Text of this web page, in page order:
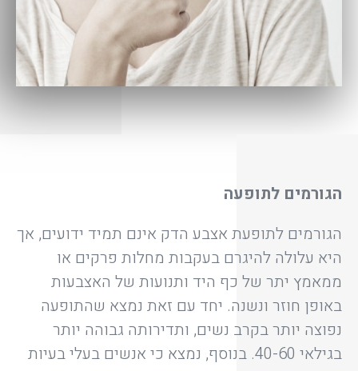
הגורמים לתופעה
הגורמים לתופעת אצבע הדק אינם תמיד ידועים, אך
היא עלולה להיגרם בעקבות מחלות פרקים או
ממאמץ יתר של כף היד ותנועות של האצבעות
באופן חוזר ונשנה. יחד עם זאת נמצא שהתופעה
נפוצה יותר בקרב נשים, ותדירותה גבוהה יותר
בגילאי 40-60. בנוסף, נמצא כי אנשים בעלי בעיות